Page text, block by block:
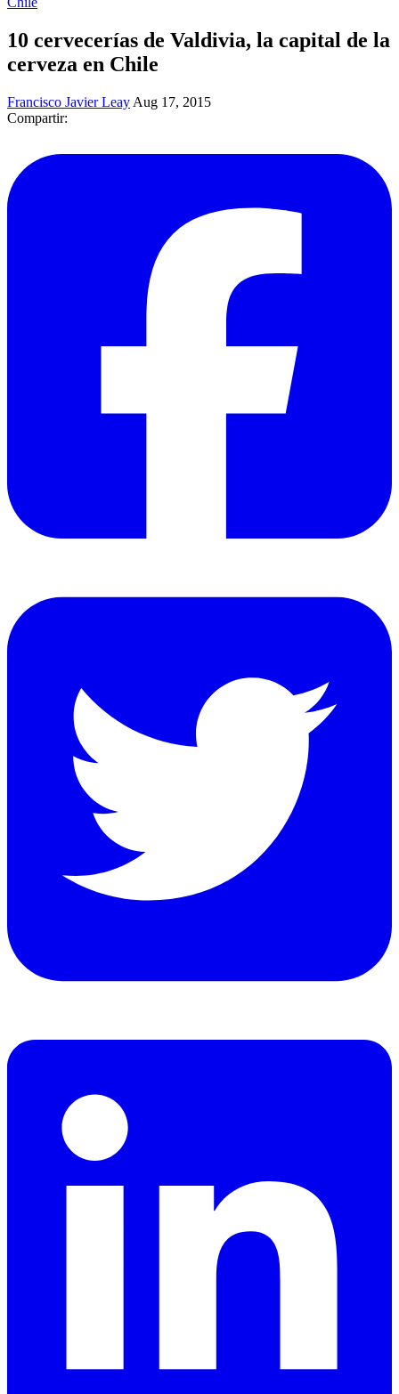
10 cervecerías de Valdivia, la capital de la
cerveza en Chile
Francisco Javier Leay Aug 17, 2015
Compartir: